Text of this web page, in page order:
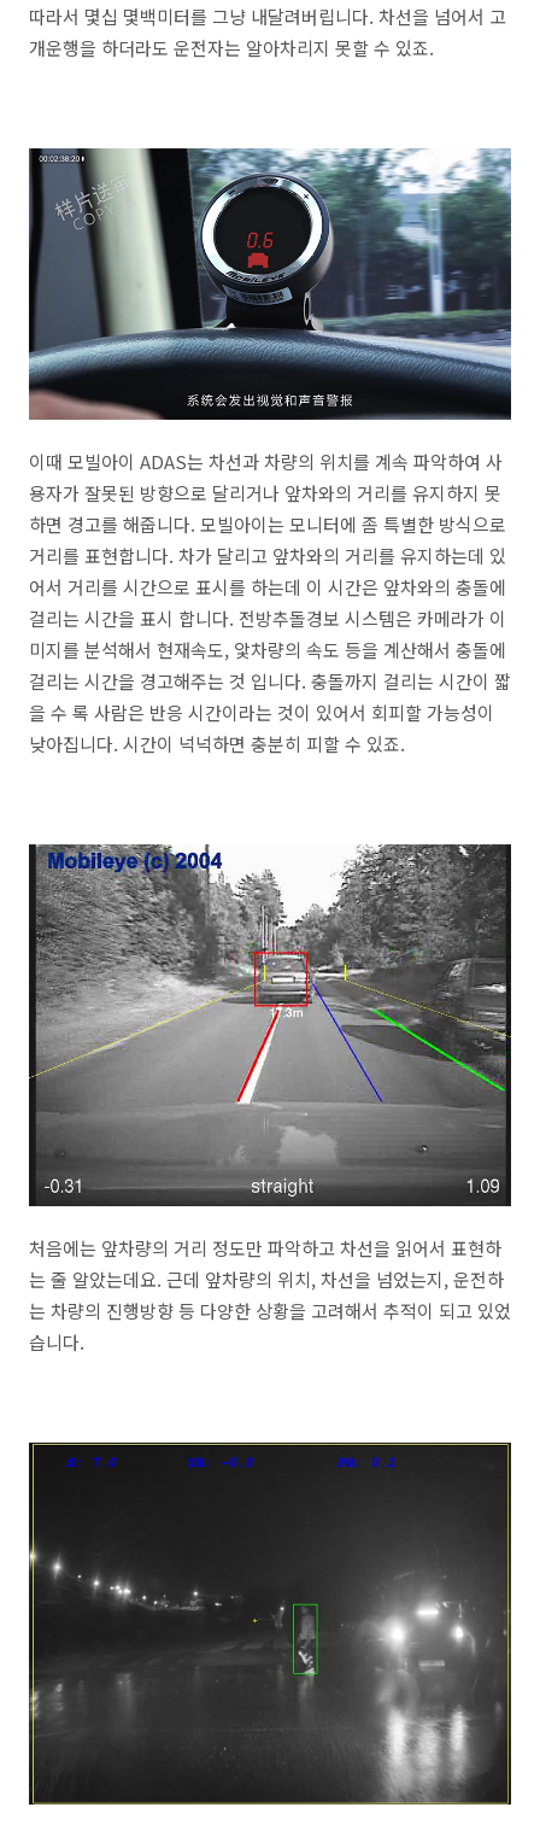
따라서 몇십 몇백미터를 그냥 내달려버립니다. 차선을 넘어서 고
개운행을 하더라도 운전자는 알아차리지 못할 수 있죠.
이때 모빌아이 ADAS는 차선과 차량의 위치를 계속 파악하여 사
용자가 잘못된 방향으로 달리거나 앞차와의 거리를 유지하지 못
하면 경고를 해줍니다. 모빌아이는 모니터에 좀 특별한 방식으로
거리를 표현합니다. 차가 달리고 앞차와의 거리를 유지하는데 있
어서 거리를 시간으로 표시를 하는데 이 시간은 앞차와의 충돌에
걸리는 시간을 표시 합니다. 전방추돌경보 시스템은 카메라가 이
미지를 분석해서 현재속도, 앛차량의 속도 등을 계산해서 충돌에
걸리는 시간을 경고해주는 것 입니다. 충돌까지 걸리는 시간이 짧
을 수 록 사람은 반응 시간이라는 것이 있어서 회피할 가능성이
낮아집니다. 시간이 넉넉하면 충분히 피할 수 있죠.
처음에는 앞차량의 거리 정도만 파악하고 차선을 읽어서 표현하
는 줄 알았는데요. 근데 앞차량의 위치, 차선을 넘었는지, 운전하
는 차량의 진행방향 등 다양한 상황을 고려해서 추적이 되고 있었
습니다.